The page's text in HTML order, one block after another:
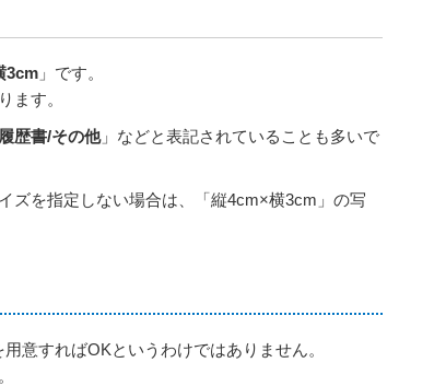
3cm 」です。
ます。
履歴書/その他」などと表記されていることも多いで
ズを指定しない場合は、「縦4cm×横3cm」の写
意すればOKというわけではありません。